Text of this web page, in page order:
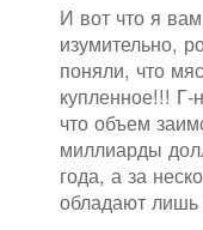
И вот что я
изумительно,
поняли, что
купленное!!! Г-
что объем
миллиарды
года, а за
обладают